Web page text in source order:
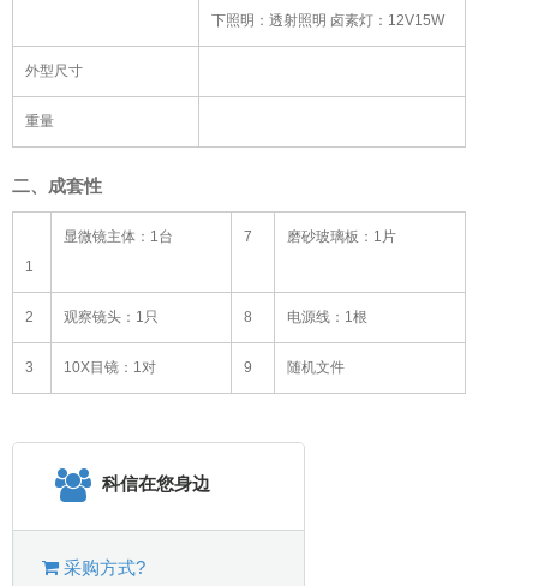
下照明：透射照明 卤素灯：12V15W
外型尺寸
重量
二、成套性
1
显微镜主体：1台 7 磨砂玻璃板：1片
2 观察镜头：1只 8 电源线：1根
3 10X目镜：1对 9 随机文件
科信在您身边
采购方式?